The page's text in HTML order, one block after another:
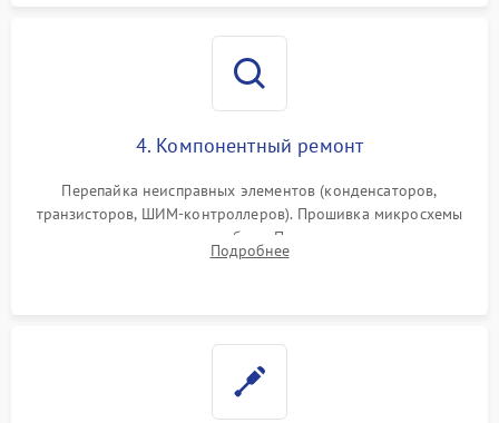
4. Компонентный ремонт
Перепайка неисправных элементов (конденсаторов,
транзисторов, ШИМ-контроллеров). Прошивка микросхемы
памяти при программных сбоях. При поломке подсветки —
разборка матрицы и замена выгоревших светодиодов.
Подробнее